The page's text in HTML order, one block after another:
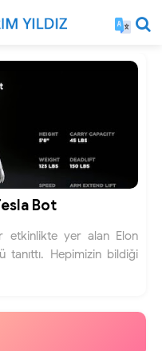
Bot
etkinlikte yer alan Elon
tanıttı. Hepimizin bildiği